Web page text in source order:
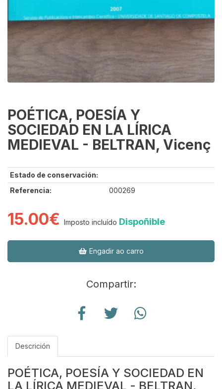
POÉTICA, POESÍA Y
SOCIEDAD EN LA LÍRICA
MEDIEVAL - BELTRAN, Vicenç
Estado de conservación:
Referencia:
000269
15.00€ Imposto incluído Dispoñible
Engadir ao carro
Compartir:
Descrición
POÉTICA, POESÍA Y SOCIEDAD EN
LA LÍRICA MEDIEVAL - BELTRAN,